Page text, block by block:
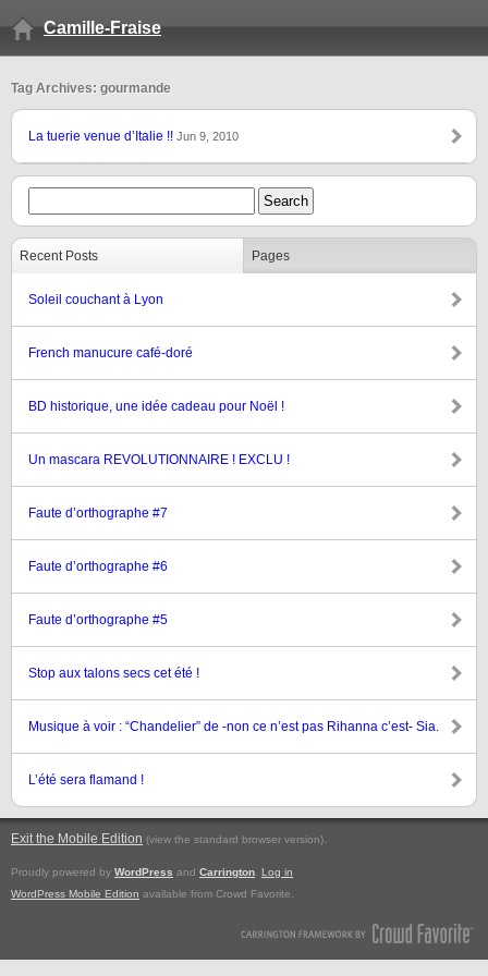
Camille-Fraise
Tag Archives: gourmande
La tuerie venue d’Italie !! Jun 9, 2010
Recent Posts Pages
Soleil couchant à Lyon
French manucure café-doré
BD historique, une idée cadeau pour Noël !
Un mascara REVOLUTIONNAIRE ! EXCLU !
Faute d’orthographe #7
Faute d’orthographe #6
Faute d’orthographe #5
Stop aux talons secs cet été !
Musique à voir : “Chandelier” de -non ce n’est pas Rihanna c’est- Sia.
L’été sera flamand !
Exit the Mobile Edition (view the standard browser version).
Proudly powered by WordPress and Carrington
Log in
WordPress Mobile Edition available from Crowd Favorite.